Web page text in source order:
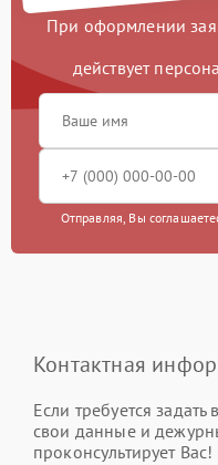
При оформлении
действует
Отправляя, Вы
Контактная
Если требуется задать
свои данные и
проконсультирует Вас!